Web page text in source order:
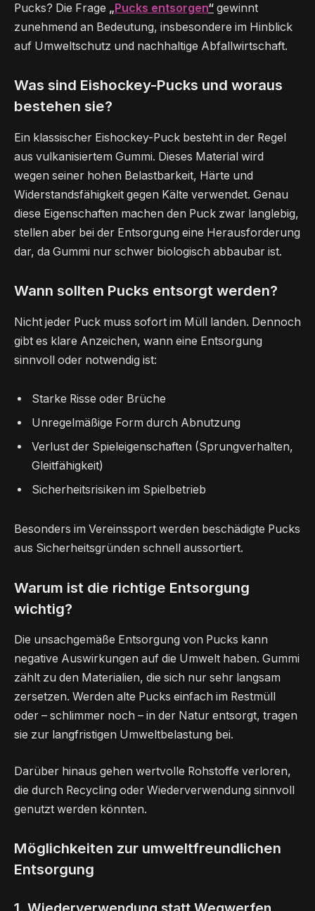
Pucks? Die Frage „Pucks entsorgen“ gewinnt
zunehmend an Bedeutung, insbesondere im Hinblick
auf Umweltschutz und nachhaltige Abfallwirtschaft.
Was sind Eishockey-Pucks und woraus
bestehen sie?
Ein klassischer Eishockey-Puck besteht in der Regel
aus vulkanisiertem Gummi. Dieses Material wird
wegen seiner hohen Belastbarkeit, Härte und
Widerstandsfähigkeit gegen Kälte verwendet. Genau
diese Eigenschaften machen den Puck zwar langlebig,
stellen aber bei der Entsorgung eine Herausforderung
dar, da Gummi nur schwer biologisch abbaubar ist.
Wann sollten Pucks entsorgt werden?
Nicht jeder Puck muss sofort im Müll landen. Dennoch
gibt es klare Anzeichen, wann eine Entsorgung
sinnvoll oder notwendig ist:
Starke Risse oder Brüche
Unregelmäßige Form durch Abnutzung
Verlust der Spieleigenschaften (Sprungverhalten,
Gleitfähigkeit)
Sicherheitsrisiken im Spielbetrieb
Besonders im Vereinssport werden beschädigte Pucks
aus Sicherheitsgründen schnell aussortiert.
Warum ist die richtige Entsorgung
wichtig?
Die unsachgemäße Entsorgung von Pucks kann
negative Auswirkungen auf die Umwelt haben. Gummi
zählt zu den Materialien, die sich nur sehr langsam
zersetzen. Werden alte Pucks einfach im Restmüll
oder – schlimmer noch – in der Natur entsorgt, tragen
sie zur langfristigen Umweltbelastung bei.
Darüber hinaus gehen wertvolle Rohstoffe verloren,
die durch Recycling oder Wiederverwendung sinnvoll
genutzt werden könnten.
Möglichkeiten zur umweltfreundlichen
Entsorgung